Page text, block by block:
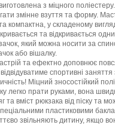
з міцного
змінне взуття та форму.
компактна, у складеному
та відкривається
який можна носити за
або вішалку.
та ефектно доповнює
спортивні заняття
Міцний зносостійкий
легко прати руками, вона
вміст рюкзака від піску та
пластиковими
звільняють дитину, якщо